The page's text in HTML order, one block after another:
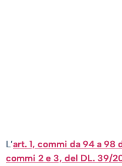
L’art. 1, commi da 94 a 98
commi 2 e 3, del DL. 39/